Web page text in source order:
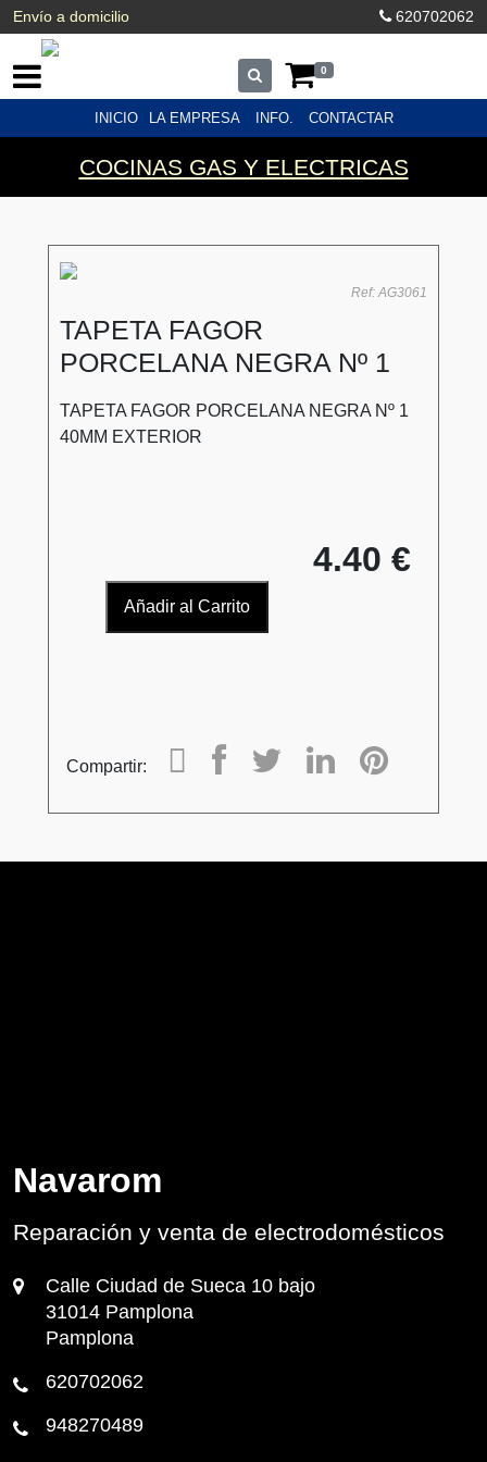
Envío a domicilio 620702062
0
INICIO LA EMPRESA INFO. CONTACTAR
COCINAS GAS Y ELECTRICAS
Ref: AG3061
TAPETA FAGOR
PORCELANA NEGRA Nº 1
TAPETA FAGOR PORCELANA NEGRA Nº 1
40MM EXTERIOR
4.40 €
Añadir al Carrito
Compartir:
Navarom
Reparación y venta de electrodomésticos
Calle Ciudad de Sueca 10 bajo
31014 Pamplona
Pamplona
620702062
948270489